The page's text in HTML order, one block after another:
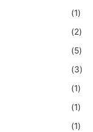
(1)
(2)
(5)
(3)
(1)
(1)
(1)